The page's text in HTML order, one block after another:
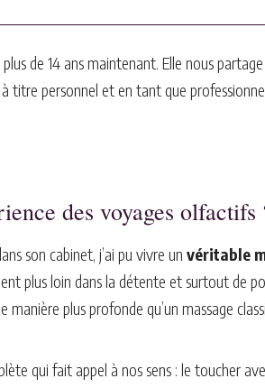
de 14 ans maintenant. Elle nous
à titre personnel et en tant que
des voyages olfactifs
son cabinet, j’ai pu vivre unvéritable
plus loin dans la détente et surtout de
plus profonde qu’un massage
qui fait appel à nos sens : le toucher